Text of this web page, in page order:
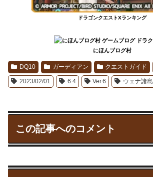
ドラゴンクエストXランキング
にほんブログ村
DQ10 ガーディアン クエストガイド
2023/02/01 6.4 Ver.6 ウェナ諸島
この記事へのコメント